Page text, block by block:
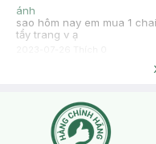
ánh
sao hôm nay em mua 1
tẩy trang v ạ
2023-07-26Thích